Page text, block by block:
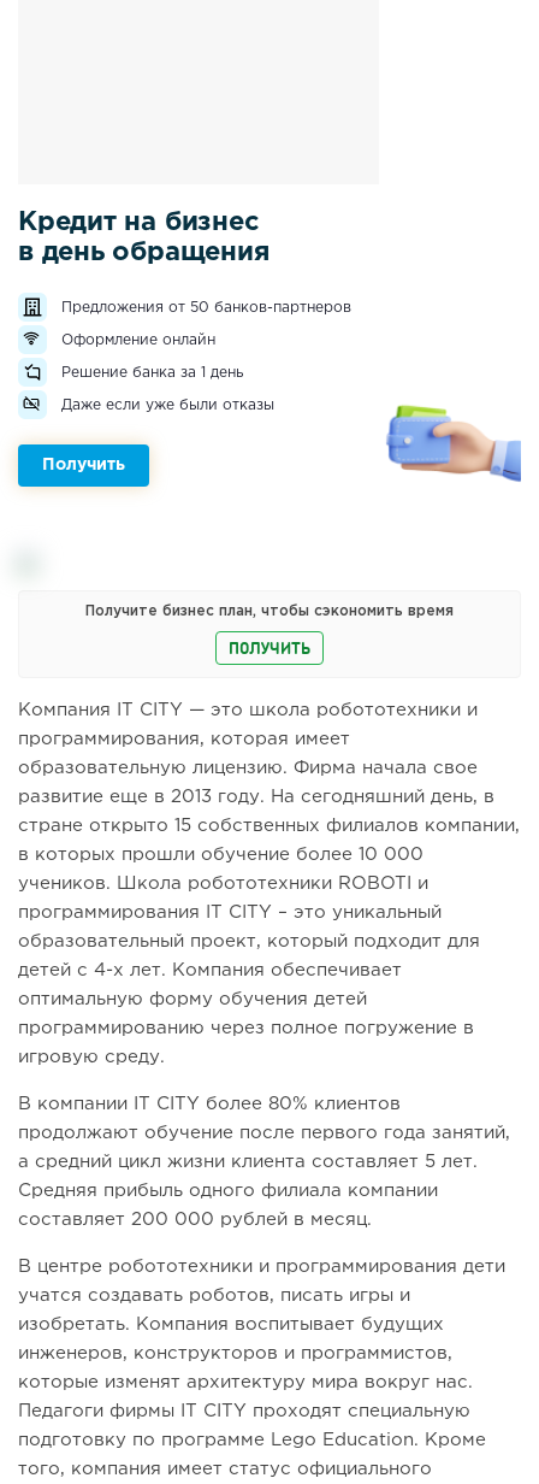
Кредит на бизнес
в день обращения
Предложения от 50 банков-партнеров
Оформление онлайн
Решение банка за 1 день
Даже если уже были отказы
Получить
Получите бизнес план, чтобы сэкономить время
ПОЛУЧИТЬ
Компания IT CITY — это школа робототехники и
программирования, которая имеет
образовательную лицензию. Фирма начала свое
развитие еще в 2013 году. На сегодняшний день, в
стране открыто 15 собственных филиалов компании,
в которых прошли обучение более 10 000
учеников. Школа робототехники ROBOTI и
программирования IT CITY – это уникальный
образовательный проект, который подходит для
детей с 4-х лет. Компания обеспечивает
оптимальную форму обучения детей
программированию через полное погружение в
игровую среду.
В компании IT CITY более 80% клиентов
продолжают обучение после первого года занятий,
а средний цикл жизни клиента составляет 5 лет.
Средняя прибыль одного филиала компании
составляет 200 000 рублей в месяц.
В центре робототехники и программирования дети
учатся создавать роботов, писать игры и
изобретать. Компания воспитывает будущих
инженеров, конструкторов и программистов,
которые изменят архитектуру мира вокруг нас.
Педагоги фирмы IT CITY проходят специальную
подготовку по программе Lego Education. Кроме
того, компания имеет статус официального